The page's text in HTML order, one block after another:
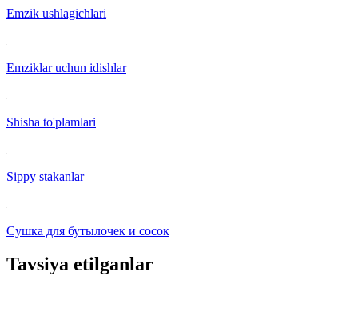
Emzik ushlagichlari
Emziklar uchun idishlar
Shisha to'plamlari
Sippy stakanlar
Сушка для бутылочек и сосок
Tavsiya etilganlar